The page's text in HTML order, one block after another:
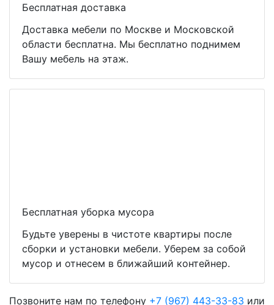
Бесплатная доставка
Доставка мебели по Москве и Московской
области бесплатна. Мы бесплатно поднимем
Вашу мебель на этаж.
Бесплатная уборка мусора
Будьте уверены в чистоте квартиры после
сборки и установки мебели. Уберем за собой
мусор и отнесем в ближайший контейнер.
Позвоните нам по телефону +7 (967) 443-33-83 или